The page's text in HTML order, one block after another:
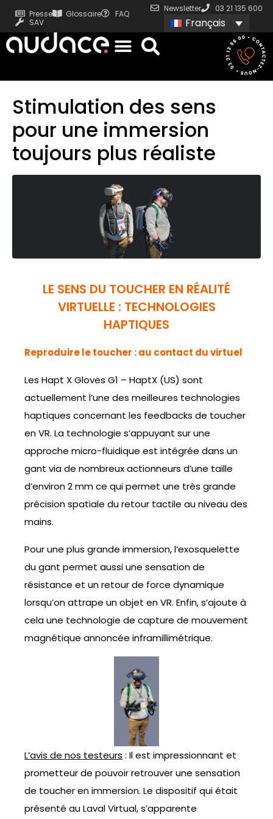
Presse Glossaire
FAQ
SAV
Newsletter 03 21 135 600
Français
Stimulation des sens
pour une immersion
toujours plus réaliste
LE SENS DU TOUCHER EN RÉALITÉ
VIRTUELLE : TECHNOLOGIES
HAPTIQUES
Reproduire le toucher : au contact du virtuel
Les Hapt X Gloves G1 – HaptX (US) sont
actuellement l’une des meilleures technologies
haptiques concernant les feedbacks de toucher
en VR. La technologie s’appuyant sur une
approche micro-fluidique est intégrée dans un
gant via de nombreux actionneurs d’une taille
d’environ 2 mm ce qui permet une très grande
précision spatiale du retour tactile au niveau des
mains.
Pour une plus grande immersion, l’exosquelette
du gant permet aussi une sensation de
résistance et un retour de force dynamique
lorsqu’on attrape un objet en VR. Enfin, s’ajoute à
cela une technologie de capture de mouvement
magnétique annoncée inframillimétrique.
L’avis de nos testeurs : Il est impressionnant et
prometteur de pouvoir retrouver une sensation
de toucher en immersion. Le dispositif qui était
présenté au Laval Virtual, s’apparente